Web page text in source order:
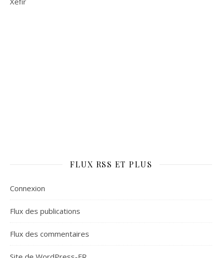
FLUX RSS ET PLUS
Connexion
Flux des publications
Flux des commentaires